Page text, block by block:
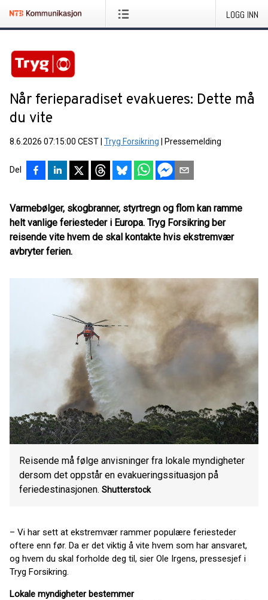
LOGG INN
Når ferieparadiset evakueres: Dette må
du vite
8.6.2026 07:15:00 CEST Tryg Forsikring Pressemelding
Del
Varmebølger, skogbranner, styrtregn og flom kan ramme
helt vanlige feriesteder i Europa. Tryg Forsikring ber
reisende vite hvem de skal kontakte hvis ekstremvær
avbryter ferien.
Reisende må følge anvisninger fra lokale myndigheter
dersom det oppstår en evakueringssituasjon på
feriedestinasjonen. Shutterstock
– Vi har sett at ekstremvær rammer populære feriesteder
oftere enn før. Da er det viktig å vite hvem som har ansvaret,
og hvem du skal forholde deg til, sier Ole Irgens, pressesjef i
Tryg Forsikring.
Lokale myndigheter bestemmer